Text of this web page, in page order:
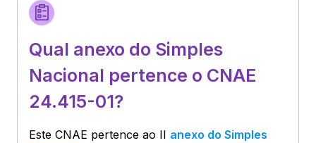
Qual anexo do Simples
Nacional pertence o CNAE
24.415-01?
Este CNAE pertence ao II anexo do Simples